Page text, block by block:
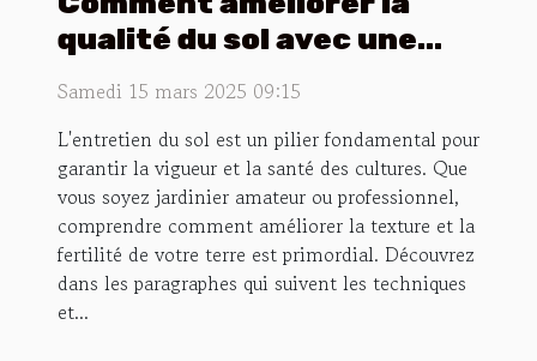
qualité du sol avec une
motobineuse efficace
Samedi 15 mars 2025 09:15
L'entretien du sol est un pilier fondamental pour
garantir la vigueur et la santé des cultures. Que
vous soyez jardinier amateur ou professionnel,
comprendre comment améliorer la texture et la
fertilité de votre terre est primordial. Découvrez
dans les paragraphes qui suivent les techniques
et...